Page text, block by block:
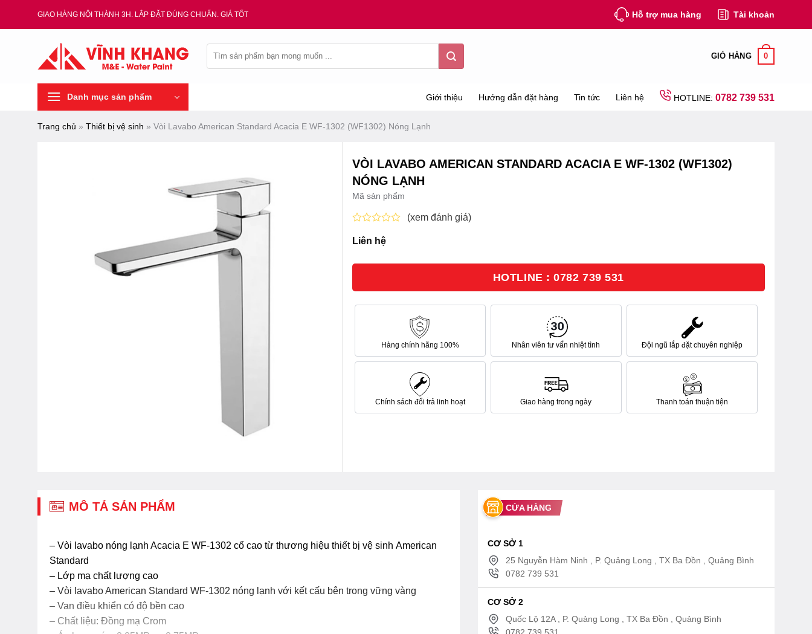
GIAO HÀNG NỘI THÀNH 3H. LẮP ĐẶT ĐÚNG CHUẨN. GIÁ TỐT Hỗ trợ mua hàng Tài khoản
kiếm:
GIỎ HÀNG 0
Danh mục sản phẩm Giới thiệu Hướng dẫn đặt hàng Tin tức Liên hệ HOTLINE: 0782 739 531
Trang chủ » Thiết bị vệ sinh » Vòi Lavabo American Standard Acacia E WF-1302 (WF1302) Nóng Lạnh
VÒI LAVABO AMERICAN STANDARD ACACIA E WF-1302 (WF1302)
NÓNG LẠNH
Mã sản phẩm
xếp
(xem đánh giá)
Liên hệ
HOTLINE : 0782 739 531
Hàng chính hãng 100% Nhân viên tư vấn nhiệt tình Đội ngũ lắp đặt chuyên nghiệp
Chính sách đổi trả linh hoạt Giao hàng trong ngày Thanh toán thuận tiện
MÔ TẢ SẢN PHẨM
– Vòi lavabo nóng lạnh Acacia E WF-1302 cổ cao từ thương hiệu thiết bị vệ sinh American
Standard
– Lớp mạ chất lượng cao
– Vòi lavabo American Standard WF-1302 nóng lạnh với kết cấu bên trong vững vàng
– Van điều khiển có độ bền cao
– Chất liệu: Đồng mạ Crom
CỬA HÀNG
CƠ SỞ 1
25 Nguyễn Hàm Ninh , P. Quảng Long , TX Ba Đồn , Quảng Bình
0782 739 531
CƠ SỞ 2
Quốc Lộ 12A , P. Quảng Long , TX Ba Đồn , Quảng Bình
0782 739 531